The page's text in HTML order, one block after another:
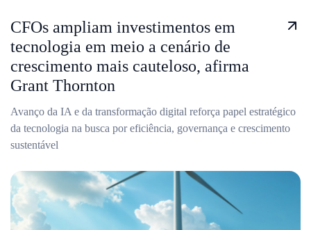
CFOs ampliam investimentos em
tecnologia em meio a cenário de
crescimento mais cauteloso, afirma
Grant Thornton
Avanço da IA e da transformação digital reforça papel estratégico
da tecnologia na busca por eficiência, governança e crescimento
sustentável